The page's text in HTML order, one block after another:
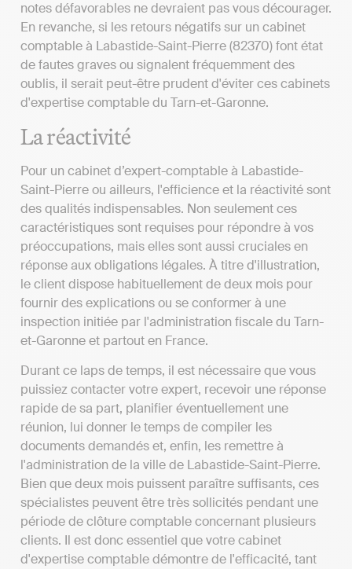
notes défavorables ne devraient pas vous décourager.
En revanche, si les retours négatifs sur un cabinet
comptable à Labastide-Saint-Pierre (82370) font état
de fautes graves ou signalent fréquemment des
oublis, il serait peut-être prudent d'éviter ces cabinets
d'expertise comptable du Tarn-et-Garonne.
La réactivité
Pour un cabinet d’expert-comptable à Labastide-
Saint-Pierre ou ailleurs, l'efficience et la réactivité sont
des qualités indispensables. Non seulement ces
caractéristiques sont requises pour répondre à vos
préoccupations, mais elles sont aussi cruciales en
réponse aux obligations légales. À titre d'illustration,
le client dispose habituellement de deux mois pour
fournir des explications ou se conformer à une
inspection initiée par l'administration fiscale du Tarn-
et-Garonne et partout en France.
Durant ce laps de temps, il est nécessaire que vous
puissiez contacter votre expert, recevoir une réponse
rapide de sa part, planifier éventuellement une
réunion, lui donner le temps de compiler les
documents demandés et, enfin, les remettre à
l'administration de la ville de Labastide-Saint-Pierre.
Bien que deux mois puissent paraître suffisants, ces
spécialistes peuvent être très sollicités pendant une
période de clôture comptable concernant plusieurs
clients. Il est donc essentiel que votre cabinet
d'expertise comptable démontre de l'efficacité, tant